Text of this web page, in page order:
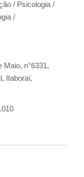
/ Psicologia /
/
Maio, n°6331,
Itaboraí,